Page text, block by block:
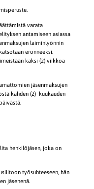
varata
antamiseen asiassa
laiminlyönnin
eronneeksi.
kaksi (2) viikkoa
jäsenmaksujen
kahden (2) kuukauden
henkilöjäsen, joka on
työsuhteeseen, hän
jäsenenä.